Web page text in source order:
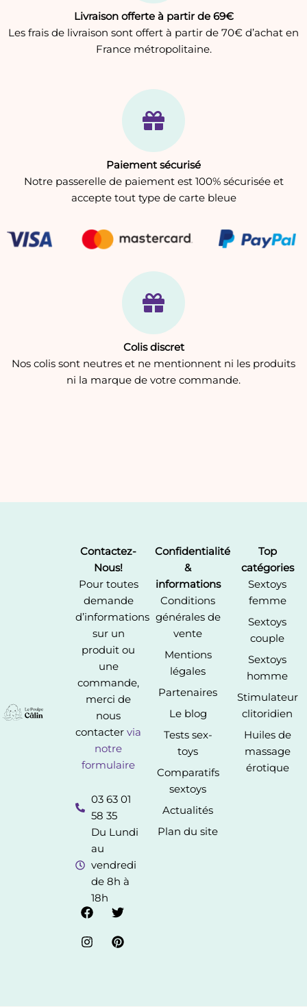
Livraison offerte à partir de 69€
Les frais de livraison sont offert à partir de 70€ d’achat en
France métropolitaine.
Paiement sécurisé
Notre passerelle de paiement est 100% sécurisée et
accepte tout type de carte bleue
Colis discret
Nos colis sont neutres et ne mentionnent ni les produits
ni la marque de votre commande.
Contactez-
Nous!
Pour toutes
demande
d’informations
sur un
produit ou
une
commande,
merci de
nous
contactervia
notre
formulaire
03 63 01
58 35
Du Lundi
au
vendredi
de 8h à
18h
F
c
e
T
i
t
I
s
t
P
n
t
Confidentialité
&
informations
Conditions
générales de
vente
Mentions
légales
Partenaires
Le blog
Tests sex-
toys
Comparatifs
sextoys
Actualités
Plan du site
Top
catégories
Sextoys
femme
Sextoys
couple
Sextoys
homme
Stimulateur
clitoridien
Huiles de
massage
érotique